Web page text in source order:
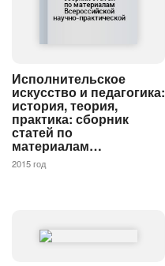
Исполнительское
искусство и педагогика:
история, теория,
практика: сборник
статей по
материалам…
2015 год